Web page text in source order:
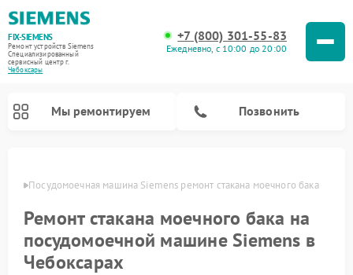
FIX-SIEMENS
Ремонт устройств Siemens
Специализированный
cервисный центр г.
Чебоксары
+7 (800) 301-55-83
Ежедневно, с 10:00 до 20:00
Мы ремонтируем Позвонить
Посудомоечная машина Siemens ремонт стакана моечного бака
Ремонт стакана моечного бака на
посудомоечной машине Siemens в
Чебоксарах